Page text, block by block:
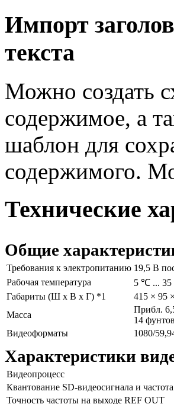
Импорт
текста
Можно создать
содержимое, а
шаблон для
содержимого.
Технические
Общие
Требования к электропитанию 19,5 В
Рабочая температура
5 ℃ ...
Габариты (Ш x В x Г) *1
415 × 95
Масса
Прибл.
14
Видеоформаты
1080/
Характеристики
Видеопроцесс
Квантование SD-видеосигнала и
Точность частоты на выходе REF OUT